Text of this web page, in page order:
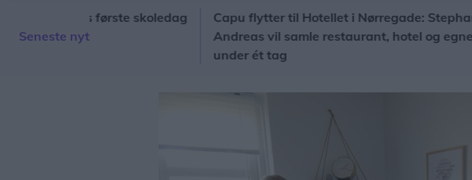
Seneste nyt
første skoledag
Capu flytter til Hotellet i Nørregade: Stephanie og
Andreas vil samle restaurant, hotel og egne råvarer
under ét tag